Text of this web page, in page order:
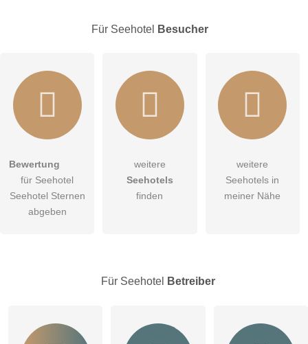
E-Mail-Adresse (wird nicht veröffentlicht)
Hiermit akzeptiere ich dieAGB
.
Für Seehotel Besucher
Bewertung
für Seehotel
Seehotel Sternen
abgeben
weitere
Seehotels
finden
weitere
Seehotels in
meiner Nähe
Für Seehotel Betreiber